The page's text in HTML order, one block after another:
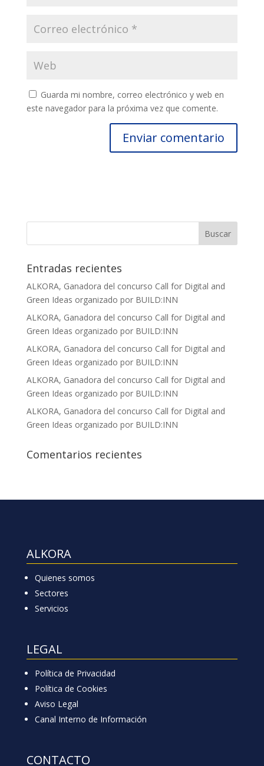
Guarda mi nombre, correo electrónico y web en
este navegador para la próxima vez que comente.
Entradas recientes
ALKORA, Ganadora del concurso Call for Digital and
Green Ideas organizado por BUILD:INN
ALKORA, Ganadora del concurso Call for Digital and
Green Ideas organizado por BUILD:INN
ALKORA, Ganadora del concurso Call for Digital and
Green Ideas organizado por BUILD:INN
ALKORA, Ganadora del concurso Call for Digital and
Green Ideas organizado por BUILD:INN
ALKORA, Ganadora del concurso Call for Digital and
Green Ideas organizado por BUILD:INN
Comentarios recientes
ALKORA
Quienes somos
Sectores
Servicios
LEGAL
Política de Privacidad
Política de Cookies
Aviso Legal
Canal Interno de Información
CONTACTO